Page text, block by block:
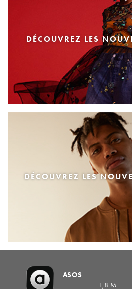
DÉCOUVREZ LES
DÉCOUVREZ LES
ASOS
1,8 M